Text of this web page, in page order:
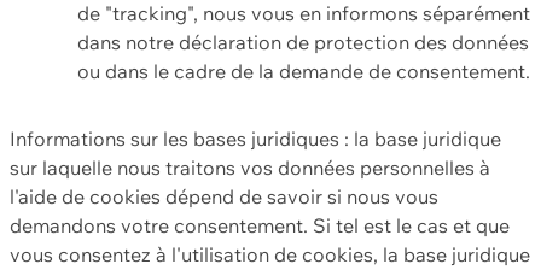
de "tracking", nous vous en informons séparément
dans notre déclaration de protection des données
ou dans le cadre de la demande de consentement.
Informations sur les bases juridiques : la base juridique
sur laquelle nous traitons vos données personnelles à
l'aide de cookies dépend de savoir si nous vous
demandons votre consentement. Si tel est le cas et que
vous consentez à l'utilisation de cookies, la base juridique